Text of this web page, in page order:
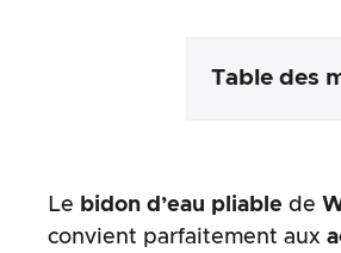
Table des
Le bidon d’eau pliable de
convient parfaitement aux